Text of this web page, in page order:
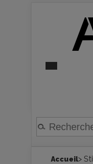
Accueil> Sti